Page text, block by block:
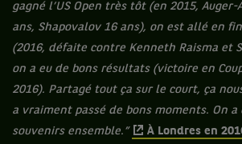
gagné l’US Open très tôt (en 2015,
ans, Shapovalov 16 ans), on est allé en
(2016, défaite contre Kenneth Raisma et
on a eu de bons résultats (victoire en
2016). Partagé tout ça sur le court, ça
a vraiment passé de bons moments. On a
souvenirs ensemble.”
À Londres en